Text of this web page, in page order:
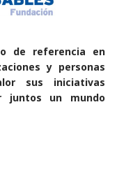
de referencia en
y personas
sus iniciativas
juntos un mundo